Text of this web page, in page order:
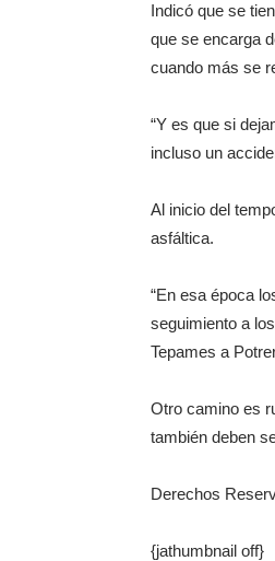
Indicó que se
que se encarga
cuando más se
“Y es que si
incluso un
Al inicio del
asfáltica.
“En esa época
seguimiento a
Tepames a
Otro camino es
también deben
Derechos
{jathumbnail off}